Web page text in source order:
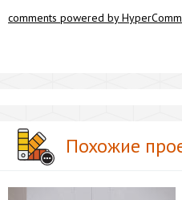
comments powered by
Похожие